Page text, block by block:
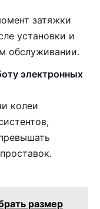
затяжки
установки и
обслуживании.
электронных
колеи
размер